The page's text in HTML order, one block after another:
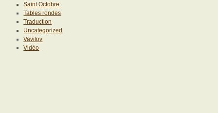
Saint Octobre
Tables rondes
Traduction
Uncategorized
Vavilov
Vidéo